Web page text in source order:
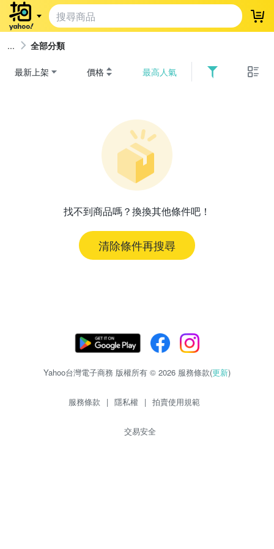
登
全部分類
最新上架 價格 最高人氣
找不到商品嗎？換換其他條件吧！
清除條件再搜尋
Yahoo台灣電子商務 版權所有 © 2026 服務條款(更新)
服務條款 | 隱私權 | 拍賣使用規範
交易安全